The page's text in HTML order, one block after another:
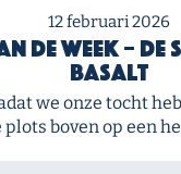
12 februari 2026
de Week – De
Basalt
we onze tocht
plots boven op een